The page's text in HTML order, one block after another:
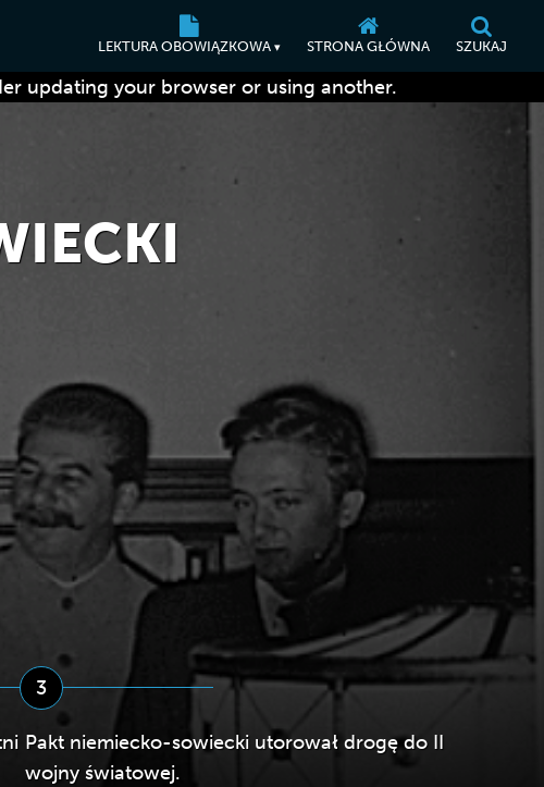
LEKTURA OBOWIĄZKOWA ▾ STRONA GŁÓWNA SZUKAJ
updating your browser or using another.
3
Pakt niemiecko-sowiecki utorował drogę do II
wojny światowej.